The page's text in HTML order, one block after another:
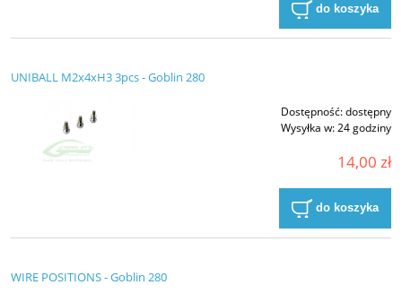
do koszyka
UNIBALL M2x4xH3 3pcs - Goblin 280
Dostępność:dostępny
Wysyłka w:24 godziny
14,00 zł
do koszyka
WIRE POSITIONS - Goblin 280